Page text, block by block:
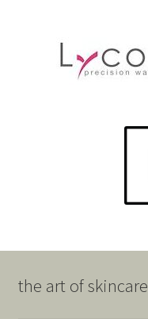
the art of skincare